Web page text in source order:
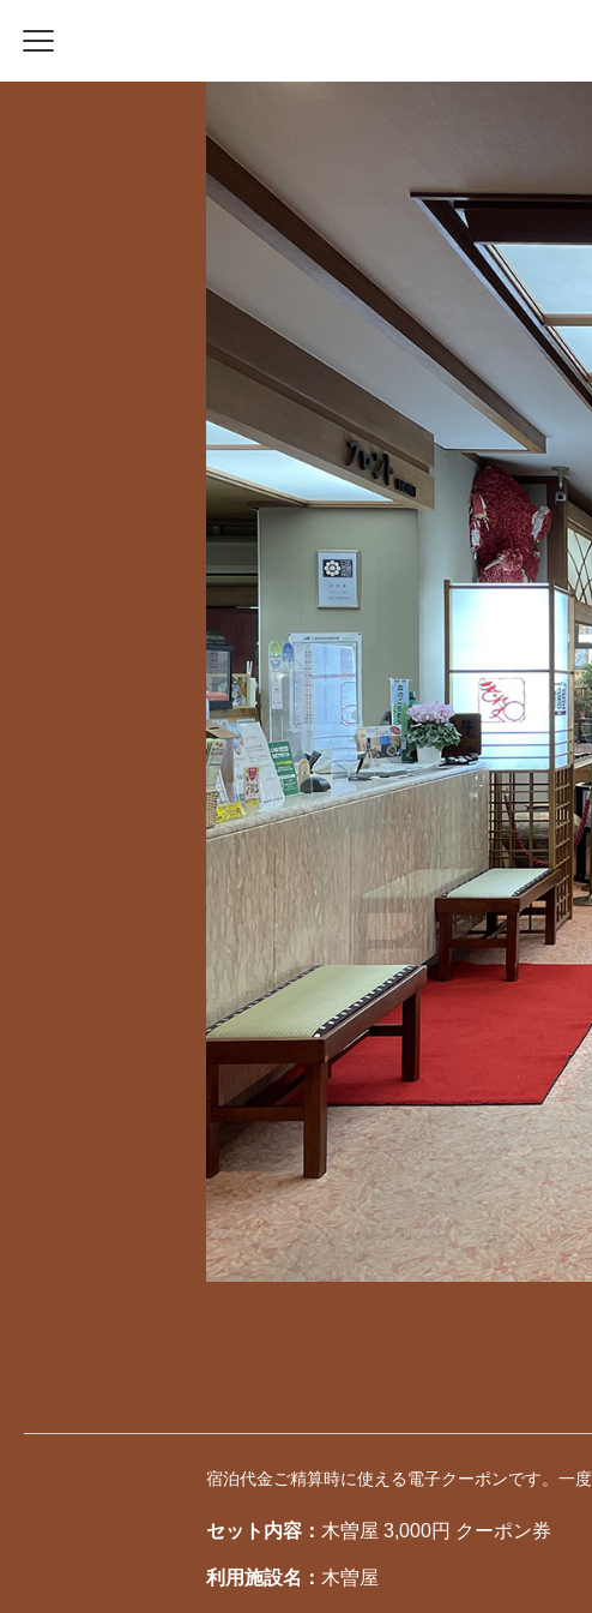
宿泊代金ご精算時に使える電子クーポンです。一
セット内容： 木曽屋 3,000円 クーポン券
利用施設名： 木曽屋